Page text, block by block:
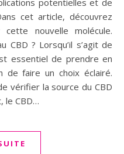
potentielles et de
cet article, découvrez
cette nouvelle molécule.
CBD ? Lorsqu’il s’agit de
essentiel de prendre en
de faire un choix éclairé.
vérifier la source du CBD
le CBD…